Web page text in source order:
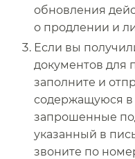
обновления
о продлении и
Если вы
документов для
заполните и
содержащуюся в
запрошенные
указанный в
звоните по